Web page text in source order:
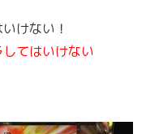
けない！
てはいけない